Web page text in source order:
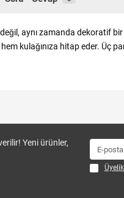
değil, aynı zamanda dekoratif
kulağınıza hitap eder. Üç
Yeni ürünler,